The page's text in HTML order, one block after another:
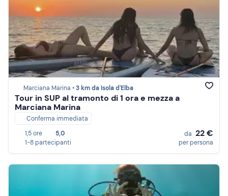
Marciana Marina •3 km da Isola d'Elba
Tour in SUP al tramonto di 1 ora e mezza a
Marciana Marina
Conferma immediata
1,5 ore
5,0
1-8 partecipanti
da 22 €
per persona